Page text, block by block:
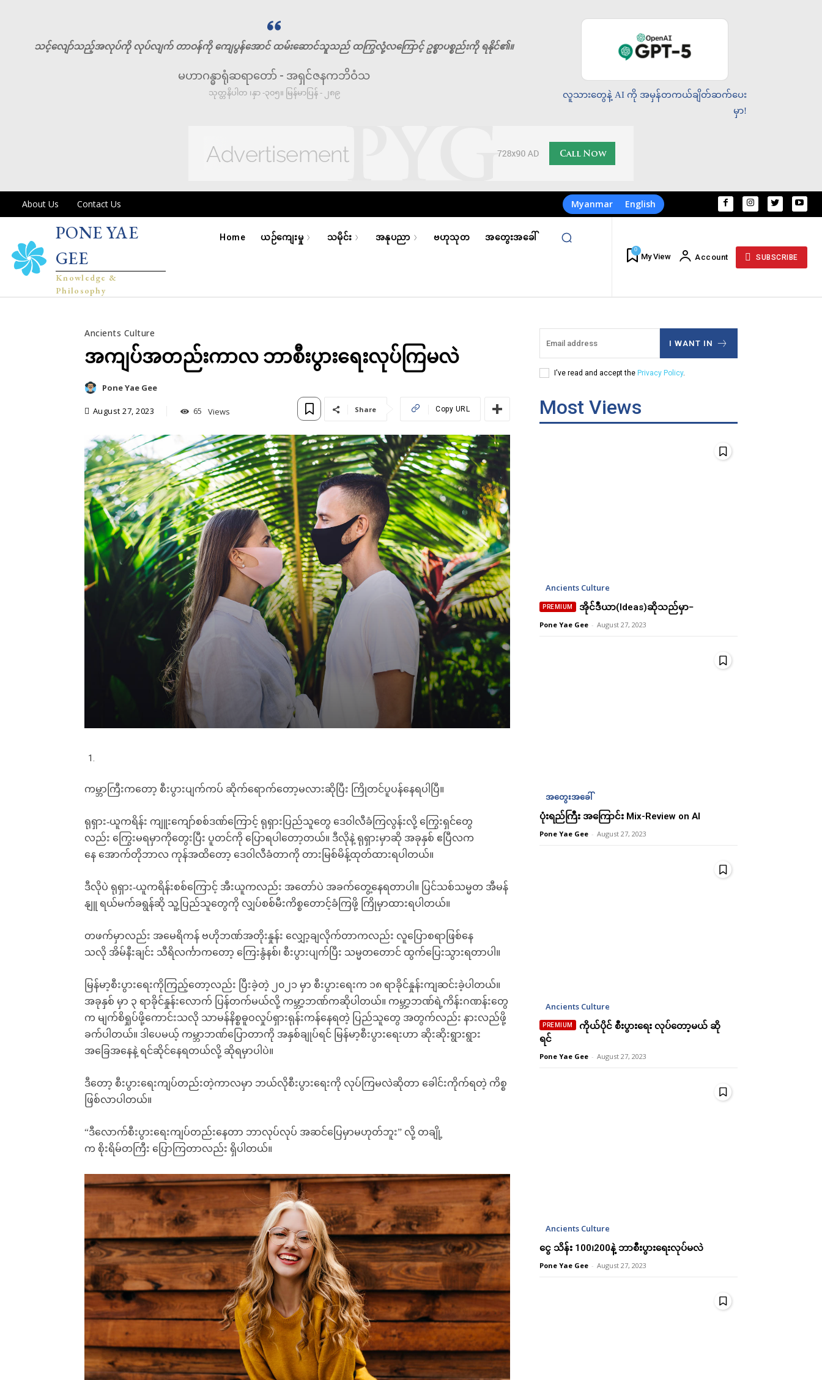
Subscription Plans
Free limited access
Free / forever
Etiam est nibh, lobortis sit
Member full access
Ks180,000
Subscription Plans
Free limited access
Free / forever
Etiam est nibh, lobortis sit
Member full access
Ks180,000
သင့်လျော်သည့်အလုပ်ကို လုပ်လျက် တာဝန်ကို ကျေပွန်အောင် ထမ်းဆောင်သူသည် ထကြွလုံ့လကြောင့် ဥစ္စာပစ္စည်းကို ရနိုင်၏။
မဟာဂန္ဓာရုံဆရာတော် - အရှင်ဇနကဘိဝံသ
သုတ္တနိပါတ ၊နှာ -၃၀၅။ မြန်မာပြန် - ၂၈၉ လူသားတွေနဲ့ AI ကို အမှန်တကယ်ချိတ်ဆက်ပေး
မှာ!
About Us Contact Us Myanmar English
PONE YAE
GEE
Knowledge &
Philosophy
Home ယဉ်ကျေးမှု သမိုင်း အနုပညာ ဗဟုသုတ အတွေးအခေါ်
0 My View Account SUBSCRIBE
Ancients Culture
အကျပ်အတည်းကာလ ဘာစီးပွားရေးလုပ်ကြမလဲ
Pone Yae Gee
August 27, 2023 65 Views Share Copy URL
ကမ္ဘာကြီးကတော့ စီးပွားပျက်ကပ် ဆိုက်ရောက်တော့မလားဆိုပြီး ကြိုတင်ပူပန်နေရပါပြီ။
ရုရှား-ယူကရိန်း ကျူးကျော်စစ်ဒဏ်ကြောင့် ရုရှားပြည်သူတွေ ဒေဝါလီခံကြလွန်းလို့ ကြွေးရှင်တွေ
လည်း ကြွေးမရမှာကိုတွေးပြီး ပူတင်ကို ပြောရပါတော့တယ်။ ဒီလိုနဲ့ ရုရှားမှာဆို အခုနှစ် ဧပြီလက
နေ အောက်တိုဘာလ ကုန်အထိတော့ ဒေဝါလီခံတာကို တားမြစ်မိန့်ထုတ်ထားရပါတယ်။
ဒီလိုပဲ ရုရှား-ယူကရိန်းစစ်ကြောင့် အီးယူကလည်း အတော်ပဲ အခက်တွေ့နေရတာပါ။ ပြင်သစ်သမ္မတ အီမန်
နျူ ရယ်မက်ခရွန်ဆို သူ့ပြည်သူတွေကို လျှပ်စစ်မီးကိစ္စတောင့်ခံကြဖို့ ကြိုမှာထားရပါတယ်။
တဖက်မှာလည်း အမေရိကန် ဗဟိုဘဏ်အတိုးနှုန်း လျှော့ချလိုက်တာကလည်း လူပြောစရာဖြစ်နေ
သလို အိမ်နီးချင်း သီရိလင်္ကာကတော့ ကြေးနွံနစ်၊ စီးပွားပျက်ပြီး သမ္မတတောင် ထွက်ပြေးသွားရတာပါ။
မြန်မာ့စီးပွားရေးကိုကြည့်တော့လည်း ပြီးခဲ့တဲ့ ၂၀၂၁ မှာ စီးပွားရေးက ၁၈ ရာခိုင်နှုန်းကျဆင်းခဲ့ပါတယ်။
အခုနှစ် မှာ ၃ ရာခိုင်နှုန်းလောက် ပြန်တက်မယ်လို့ ကမ္ဘာ့ဘဏ်ကဆိုပါတယ်။ ကမ္ဘာ့ဘဏ်ရဲ့ကိန်းဂဏန်းတွေ
က မျက်စိရှုပ်ဖို့ကောင်းသလို သာမန်နိစ္စဓူဝလှုပ်ရှားရုန်းကန်နေရတဲ့ ပြည်သူတွေ အတွက်လည်း နားလည်ဖို့
ခက်ပါတယ်။ ဒါပေမယ့် ကမ္ဘာဘဏ်ပြောတာကို အနှစ်ချုပ်ရင် မြန်မာ့စီးပွားရေးဟာ ဆိုးဆိုးရွားရွား
အခြေအနေနဲ့ ရင်ဆိုင်နေရတယ်လို့ ဆိုရမှာပါပဲ။
ဒီတော့ စီးပွားရေးကျပ်တည်းတဲ့ကာလမှာ ဘယ်လိုစီးပွားရေးကို လုပ်ကြမလဲဆိုတာ ခေါင်းကိုက်ရတဲ့ ကိစ္စ
ဖြစ်လာပါတယ်။
“ဒီလောက်စီးပွားရေးကျပ်တည်းနေတာ ဘာလုပ်လုပ် အဆင်ပြေမှာမဟုတ်ဘူး” လို့ တချို့
က စိုးရိမ်တကြီး ပြောကြတာလည်း ရှိပါတယ်။
I WANT IN
I've read and accept the Privacy Policy.
Most Views
Ancients Culture
အိုင်ဒီယာ(Ideas)ဆိုသည်မှာ−
Pone Yae Gee - August 27, 2023
အတွေးအခေါ်
ပုံးရည်ကြီး အကြောင်း Mix-Review on AI
Pone Yae Gee - August 27, 2023
Ancients Culture
ကိုယ်ပိုင် စီးပွားရေး လုပ်တော့မယ် ဆို
ရင်
Pone Yae Gee - August 27, 2023
Ancients Culture
ငွေ သိန်း 100၊200နဲ့ ဘာစီးပွားရေးလုပ်မလဲ
Pone Yae Gee - August 27, 2023